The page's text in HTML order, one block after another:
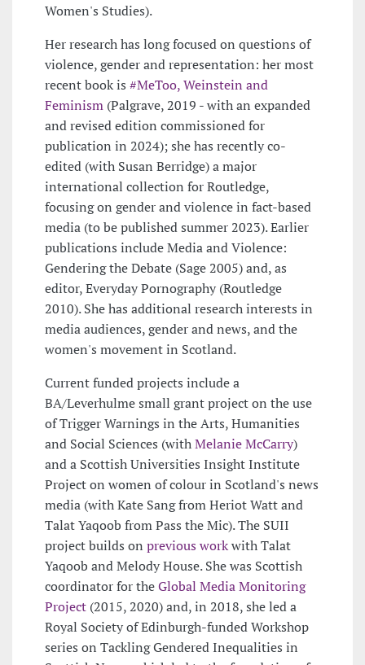
Women's Studies).
Her research has long focused on questions of
violence, gender and representation: her most
recent book is #MeToo, Weinstein and
Feminism (Palgrave, 2019 - with an expanded
and revised edition commissioned for
publication in 2024); she has recently co-
edited (with Susan Berridge) a major
international collection for Routledge,
focusing on gender and violence in fact-based
media (to be published summer 2023). Earlier
publications include Media and Violence:
Gendering the Debate (Sage 2005) and, as
editor, Everyday Pornography (Routledge
2010). She has additional research interests in
media audiences, gender and news, and the
women's movement in Scotland.
Current funded projects include a
BA/Leverhulme small grant project on the use
of Trigger Warnings in the Arts, Humanities
and Social Sciences (withMelanie McCarry)
and a Scottish Universities Insight Institute
Project on women of colour in Scotland's news
media (with Kate Sang from Heriot Watt and
Talat Yaqoob from Pass the Mic). The SUII
project builds on previous workwith Talat
Yaqoob and Melody House. She was Scottish
coordinator for theGlobal Media Monitoring
Project (2015, 2020) and, in 2018, she led a
Royal Society of Edinburgh-funded Workshop
series on Tackling Gendered Inequalities in